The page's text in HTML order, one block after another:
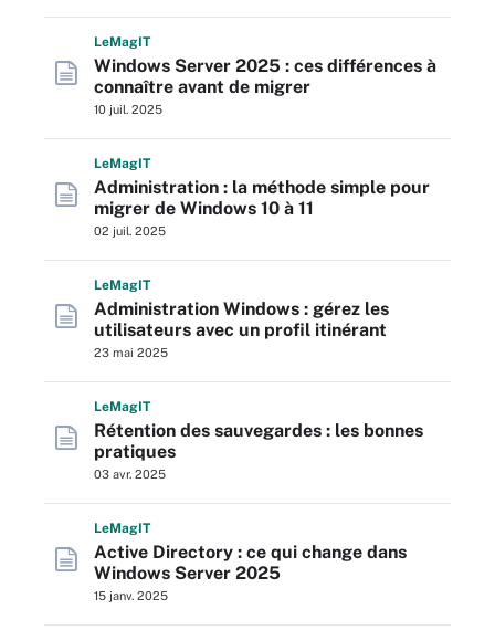
LeMagIT
Windows Server 2025 : ces différences à
connaître avant de migrer
10 juil. 2025
LeMagIT
Administration : la méthode simple pour
migrer de Windows 10 à 11
02 juil. 2025
LeMagIT
Administration Windows : gérez les
utilisateurs avec un profil itinérant
23 mai 2025
LeMagIT
Rétention des sauvegardes : les bonnes
pratiques
03 avr. 2025
LeMagIT
Active Directory : ce qui change dans
Windows Server 2025
15 janv. 2025